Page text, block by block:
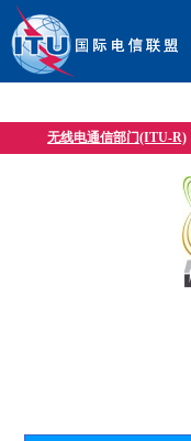
无线电通信部门(ITU-R)